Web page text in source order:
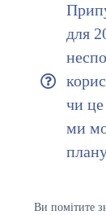
для
чи
ми
Ви помітите